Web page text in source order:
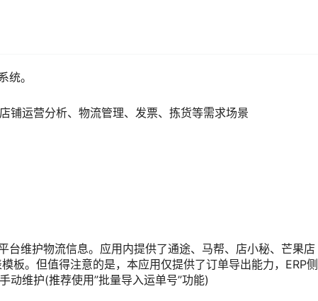
统。
铺运营分析、物流管理、发票、拣货等需求场景
台维护物流信息。应用内提供了通途、马帮、店小秘、芒果店
板。但值得注意的是，本应用仅提供了订单导出能力，ERP侧
动维护(推荐使用”批量导入运单号”功能)